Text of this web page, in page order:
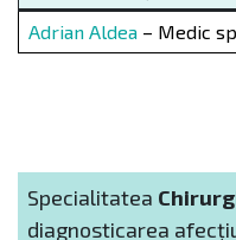
Adrian Aldea – Medic
Specialitatea
diagnosticarea